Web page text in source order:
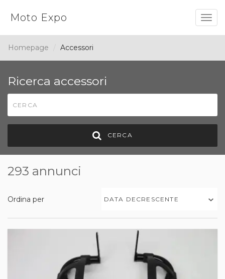
Moto Expo
Homepage Accessori
Ricerca accessori
CERCA
293 annunci
Ordina per DATA DECRESCENTE